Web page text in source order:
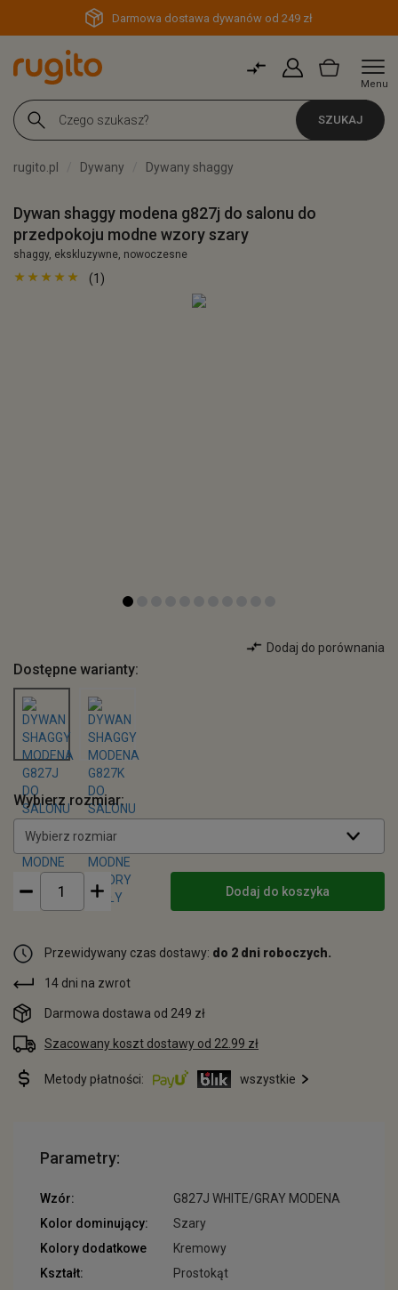
Darmowa dostawa dywanów od 249 zł
Menu
SZUKAJ
rugito.pl Dywany Dywany shaggy
Dywan shaggy modena g827j do salonu do
przedpokoju modne wzory szary
shaggy, ekskluzywne, nowoczesne
(1)
Dodaj do porównania
Dostępne warianty:
Wybierz rozmiar:
Wybierz rozmiar
Dodaj do koszyka
Przewidywany czas dostawy: do 2 dni roboczych.
14 dni na zwrot
Darmowa dostawa od 249 zł
Szacowany koszt dostawy od 22.99 zł
Metody płatności: wszystkie
Parametry:
Wzór:
G827J WHITE/GRAY MODENA
Kolor dominujący:
Szary
Kolory dodatkowe
Kremowy
Kształt:
Prostokąt